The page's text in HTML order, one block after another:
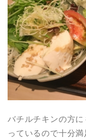
バチルチキンの方
っているので十分満